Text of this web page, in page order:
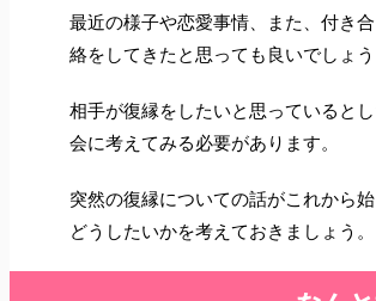
最近の様子や恋愛事情、また、付き
絡をしてきたと思っても良いでしょ
相手が復縁をしたいと思っていると
会に考えてみる必要があります。
突然の復縁についての話がこれから
どうしたいかを考えておきましょう。